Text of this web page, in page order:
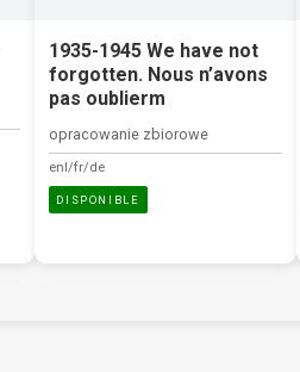
1935-1945 We have not
forgotten. Nous n’avons
pas oublierm
opracowanie zbiorowe
enl/fr/de
DISPONIBLE